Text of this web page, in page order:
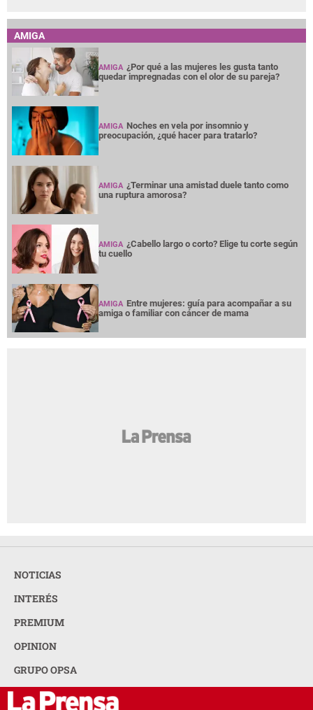
AMIGA
AMIGA ¿Por qué a las mujeres les gusta tanto
quedar impregnadas con el olor de su pareja?
AMIGA Noches en vela por insomnio y
preocupación, ¿qué hacer para tratarlo?
AMIGA ¿Terminar una amistad duele tanto como
una ruptura amorosa?
AMIGA ¿Cabello largo o corto? Elige tu corte según
tu cuello
AMIGA Entre mujeres: guía para acompañar a su
amiga o familiar con cáncer de mama
NOTICIAS
INTERÉS
PREMIUM
OPINION
GRUPO OPSA